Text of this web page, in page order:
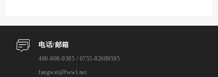
电话/邮箱
400-800-9385 / 0755-82689595
fangwei@fwwl.net